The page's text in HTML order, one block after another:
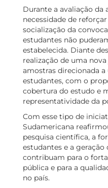
Durante a avaliação da
necessidade de
socialização da
estudantes não
estabelecida. Diante
realização de uma
amostras direcionada
estudantes, com o
cobertura do estudo e
representatividade da
Com esse tipo de
Sudamericana
pesquisa científica, a
estudantes e a
contribuam para o
pública e para a
no país.